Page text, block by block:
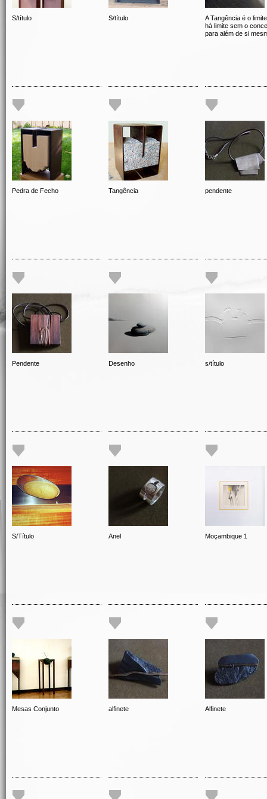
S/título S/título
A Tangência é o
há limite sem o
para além de si
Pedra de Fecho Tangência pendente
Pendente Desenho s/título
S/Título Anel Moçambique 1
Mesas Conjunto alfinete Alfinete